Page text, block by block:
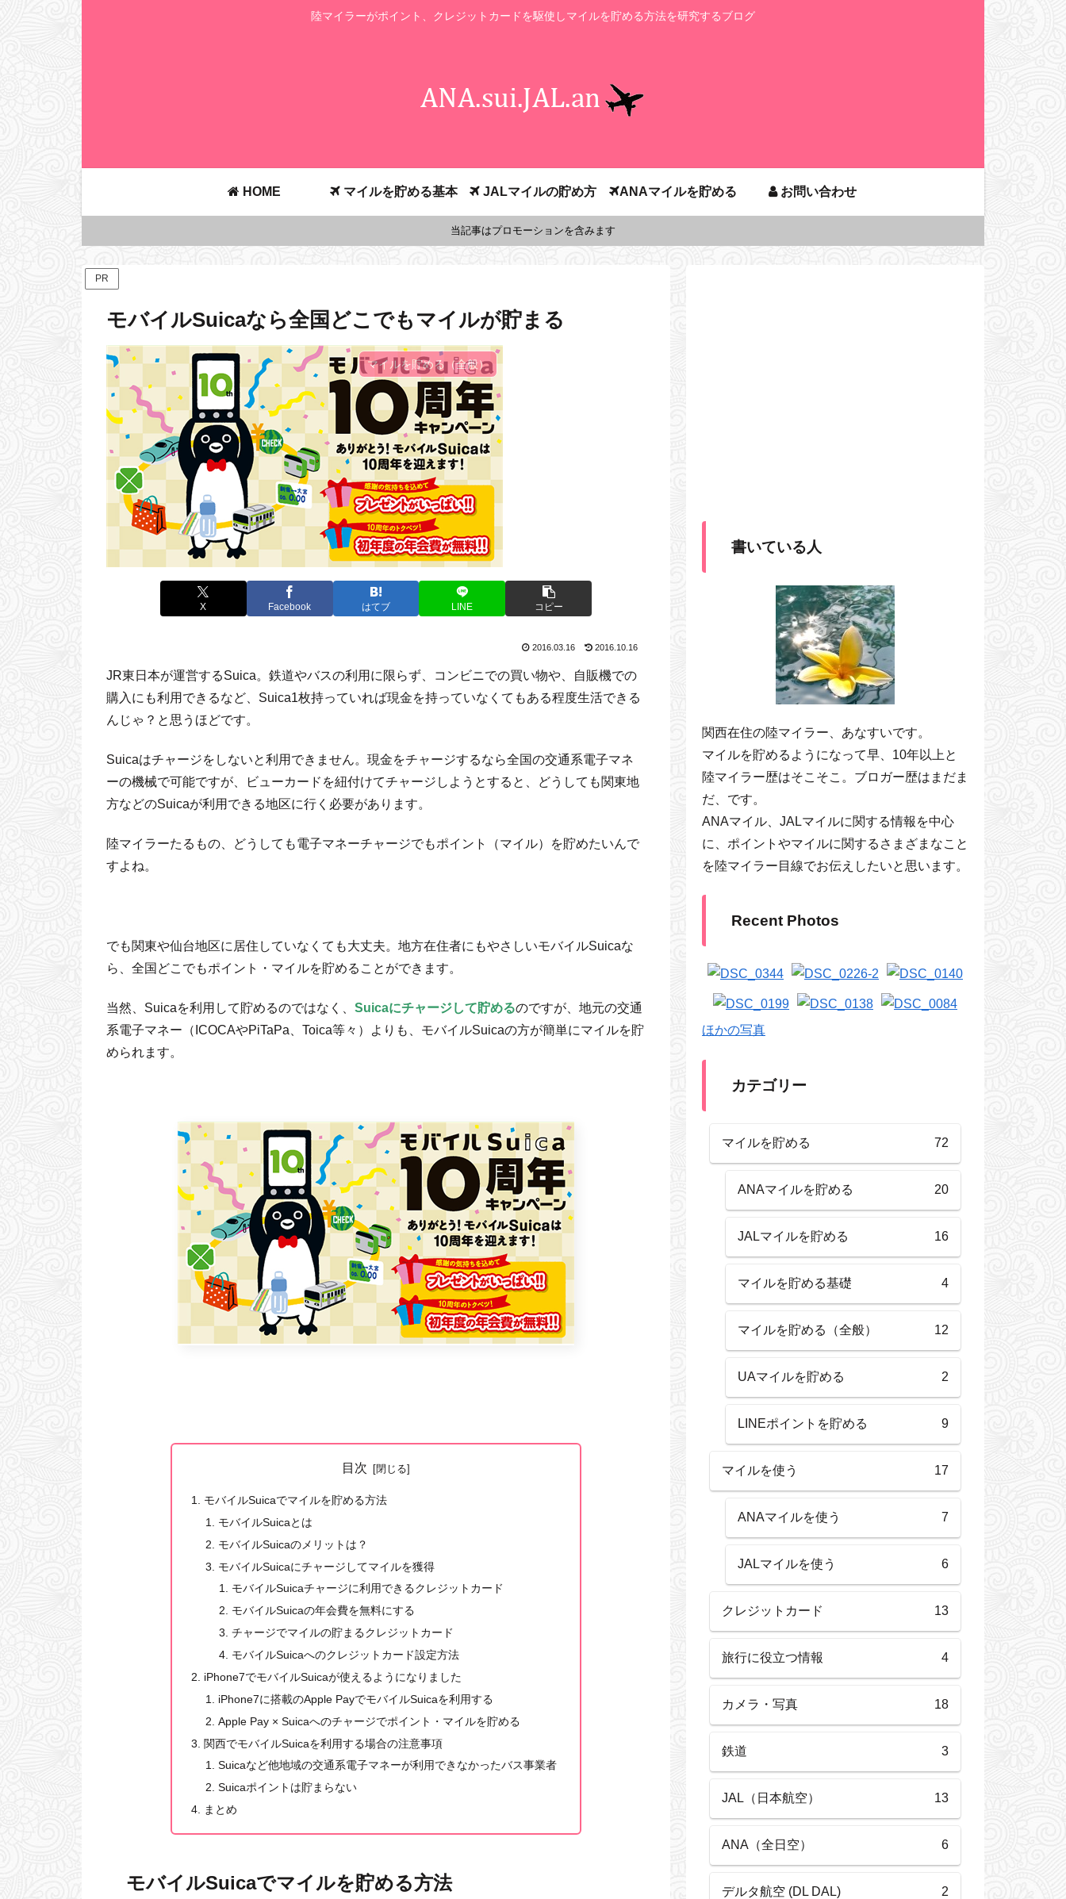
陸マイラーがポイント、クレジットカードを駆使しマイルを貯める方法を研究するブログ
HOME マイルを貯める基本 JALマイルの貯め方 ANAマイルを貯める お問い合わせ
当記事はプロモーションを含みます
PR
モバイルSuicaなら全国どこでもマイルが貯まる
マイルを貯める（全般）
X Facebook はてブ LINE コピー
2016.03.16 2016.10.16
JR東日本が運営するSuica。鉄道やバスの利用に限らず、コンビニでの買い物や、自販機での
購入にも利用できるなど、Suica1枚持っていれば現金を持っていなくてもある程度生活できる
んじゃ？と思うほどです。
Suicaはチャージをしないと利用できません。現金をチャージするなら全国の交通系電子マネ
ーの機械で可能ですが、ビューカードを紐付けてチャージしようとすると、どうしても関東地
方などのSuicaが利用できる地区に行く必要があります。
陸マイラーたるもの、どうしても電子マネーチャージでもポイント（マイル）を貯めたいんで
すよね。
でも関東や仙台地区に居住していなくても大丈夫。地方在住者にもやさしいモバイルSuicaな
ら、全国どこでもポイント・マイルを貯めることができます。
当然、Suicaを利用して貯めるのではなく、 Suicaにチャージして貯めるのですが、地元の交通
系電子マネー（ICOCAやPiTaPa、Toica等々）よりも、モバイルSuicaの方が簡単にマイルを貯
められます。
目次
モバイルSuicaでマイルを貯める方法
モバイルSuicaとは
モバイルSuicaのメリットは？
モバイルSuicaにチャージしてマイルを獲得
モバイルSuicaチャージに利用できるクレジットカード
モバイルSuicaの年会費を無料にする
チャージでマイルの貯まるクレジットカード
モバイルSuicaへのクレジットカード設定方法
iPhone7でモバイルSuicaが使えるようになりました
iPhone7に搭載のApple PayでモバイルSuicaを利用する
Apple Pay × Suicaへのチャージでポイント・マイルを貯める
関西でモバイルSuicaを利用する場合の注意事項
Suicaなど他地域の交通系電子マネーが利用できなかったバス事業者
Suicaポイントは貯まらない
まとめ
モバイルSuicaでマイルを貯める方法
書いている人
関西在住の陸マイラー、あなすいです。
マイルを貯めるようになって早、10年以上と
陸マイラー歴はそこそこ。ブロガー歴はまだま
だ、です。
ANAマイル、JALマイルに関する情報を中心
に、ポイントやマイルに関するさまざまなこと
を陸マイラー目線でお伝えしたいと思います。
Recent Photos
ほかの写真
カテゴリー
マイルを貯める 72
ANAマイルを貯める 20
JALマイルを貯める 16
マイルを貯める基礎 4
マイルを貯める（全般） 12
UAマイルを貯める 2
LINEポイントを貯める 9
マイルを使う 17
ANAマイルを使う 7
JALマイルを使う 6
クレジットカード 13
旅行に役立つ情報 4
カメラ・写真 18
鉄道 3
JAL（日本航空） 13
ANA（全日空） 6
デルタ航空 (DL DAL) 2